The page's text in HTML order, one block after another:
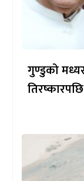
गुण्डुको